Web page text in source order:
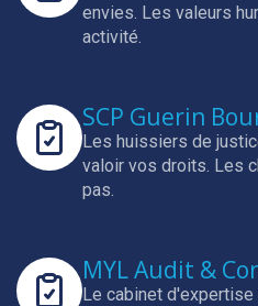
envies. Les valeurs
activité.
SCP Guerin
Les huissiers de
valoir vos droits. Les
pas.
MYL Audit &
Le cabinet